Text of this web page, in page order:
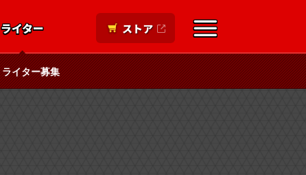
ライター ストア
ライター募集